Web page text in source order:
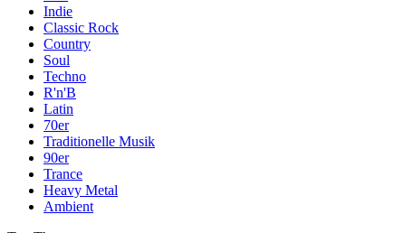
Indie
Classic Rock
Country
Soul
Techno
R'n'B
Latin
70er
Traditionelle Musik
90er
Trance
Heavy Metal
Ambient